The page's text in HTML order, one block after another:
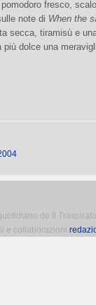
fresco,
note di When the
secca, tiramisù e
più dolce una
de Il
e collaborazioni